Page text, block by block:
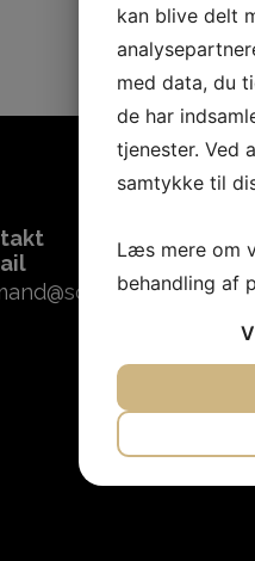
kan blive delt
med data, du
de har
tjenester. Ved
samtykke til
Læs mere om
behandling af